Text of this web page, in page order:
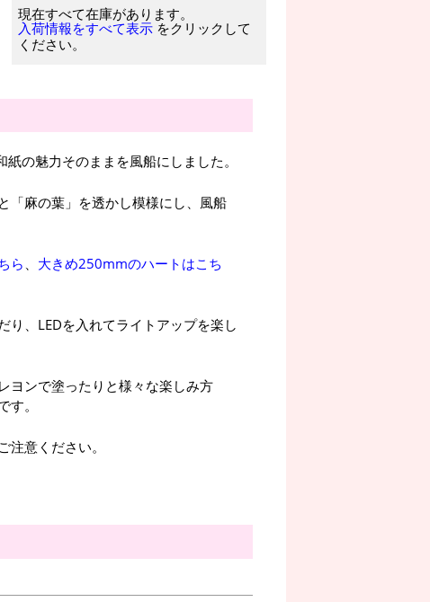
現在すべて在庫があります。
入荷情報をすべて表示 をクリックして
ください。
の魅力そのままを風船にしました。
「麻の葉」を透かし模様にし、風船
ら、 大きめ250mmのハートはこち
り、LEDを入れてライトアップを楽し
ヨンで塗ったりと様々な楽しみ方
。
意ください。